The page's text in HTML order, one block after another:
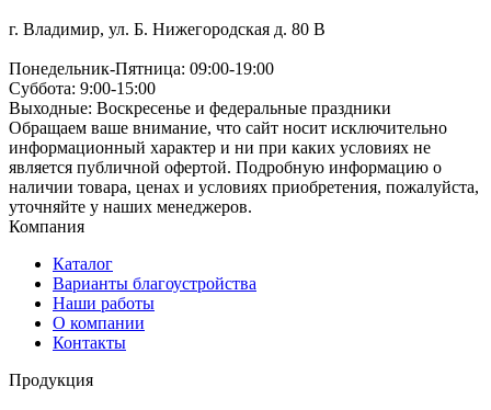
г. Владимир, ул. Б. Нижегородская д. 80 В
Понедельник-Пятница: 09:00-19:00
Суббота: 9:00-15:00
Выходные: Воскресенье и федеральные праздники
Обращаем ваше внимание, что сайт носит исключительно
информационный характер и ни при каких условиях не
является публичной офертой. Подробную информацию о
наличии товара, ценах и условиях приобретения, пожалуйста,
уточняйте у наших менеджеров.
Компания
Каталог
Варианты благоустройства
Наши работы
О компании
Контакты
Продукция